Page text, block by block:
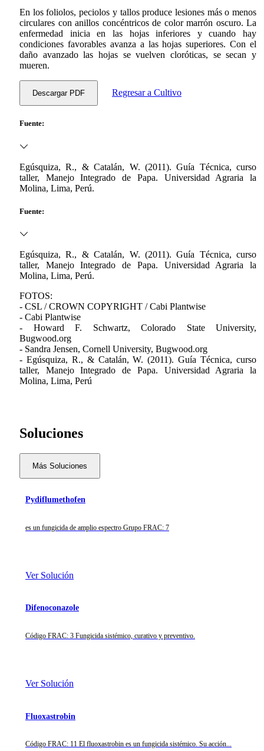
En los foliolos, peciolos y tallos produce lesiones más o menos
circulares con anillos concéntricos de color marrón oscuro. La
enfermedad inicia en las hojas inferiores y cuando hay
condiciones favorables avanza a las hojas superiores. Con el
daño avanzado las hojas se vuelven cloróticas, se secan y
mueren.
Descargar PDF Regresar a Cultivo
Fuente:
Egúsquiza, R., & Catalán, W. (2011). Guía Técnica, curso
taller, Manejo Integrado de Papa. Universidad Agraria la
Molina, Lima, Perú.
Fuente:
Egúsquiza, R., & Catalán, W. (2011). Guía Técnica, curso
taller, Manejo Integrado de Papa. Universidad Agraria la
Molina, Lima, Perú.
FOTOS:
- CSL / CROWN COPYRIGHT / Cabi Plantwise
- Cabi Plantwise
- Howard F. Schwartz, Colorado State University,
Bugwood.org
- Sandra Jensen, Cornell University, Bugwood.org
- Egúsquiza, R., & Catalán, W. (2011). Guía Técnica, curso
taller, Manejo Integrado de Papa. Universidad Agraria la
Molina, Lima, Perú
Soluciones
Más Soluciones
Pydiflumethofen
es un fungicida de amplio espectro Grupo FRAC: 7
Ver Solución
Difenoconazole
Código FRAC: 3 Fungicida sistémico, curativo y preventivo.
Ver Solución
Fluoxastrobin
Código FRAC: 11 El fluoxastrobin es un fungicida sistémico. Su acción...